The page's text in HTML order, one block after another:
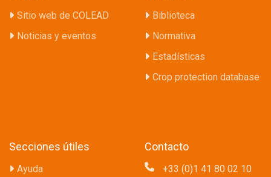
Sitio web de COLEAD
Noticias y eventos
Biblioteca
Normativa
Estadísticas
Crop protection database
Secciones útiles
Ayuda
Contacto
+33 (0)1 41 80 02 10